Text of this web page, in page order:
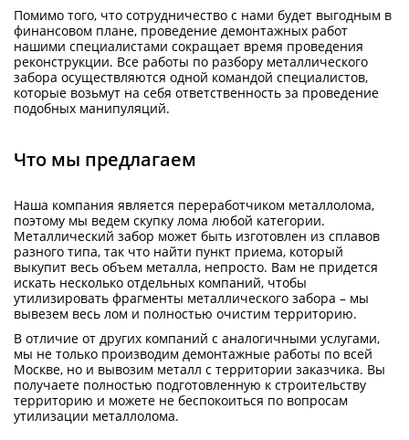
Помимо того, что сотрудничество с нами будет выгодным в
финансовом плане, проведение демонтажных работ
нашими специалистами сокращает время проведения
реконструкции. Все работы по разбору металлического
забора осуществляются одной командой специалистов,
которые возьмут на себя ответственность за проведение
подобных манипуляций.
Что мы предлагаем
Наша компания является переработчиком металлолома,
поэтому мы ведем скупку лома любой категории.
Металлический забор может быть изготовлен из сплавов
разного типа, так что найти пункт приема, который
выкупит весь объем металла, непросто. Вам не придется
искать несколько отдельных компаний, чтобы
утилизировать фрагменты металлического забора – мы
вывезем весь лом и полностью очистим территорию.
В отличие от других компаний с аналогичными услугами,
мы не только производим демонтажные работы по всей
Москве, но и вывозим металл с территории заказчика. Вы
получаете полностью подготовленную к строительству
территорию и можете не беспокоиться по вопросам
утилизации металлолома.